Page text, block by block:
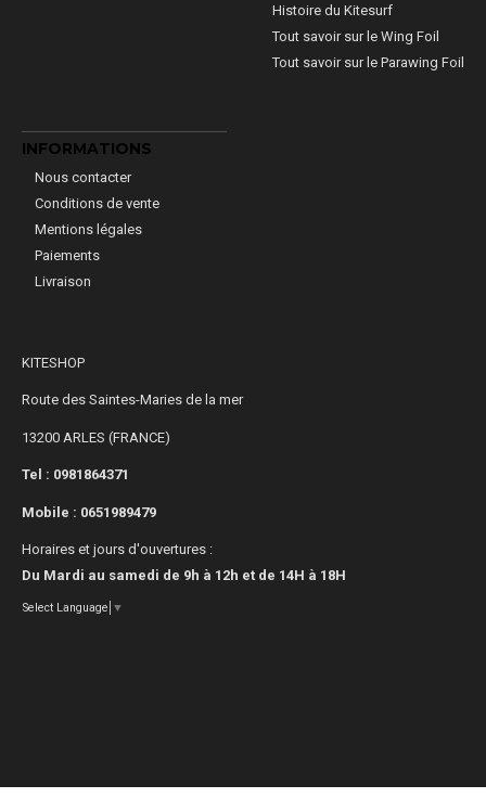
Histoire du Kitesurf
Tout savoir sur le Wing Foil
Tout savoir sur le Parawing Foil
INFORMATIONS
Nous contacter
Conditions de vente
Mentions légales
Paiements
Livraison
KITESHOP
Route des Saintes-Maries de la mer
13200 ARLES (FRANCE)
Tel : 0981864371
Mobile : 0651989479
Horaires et jours d'ouvertures :
Du Mardi au samedi de 9h à 12h et de 14H à 18H
Select Language ▼